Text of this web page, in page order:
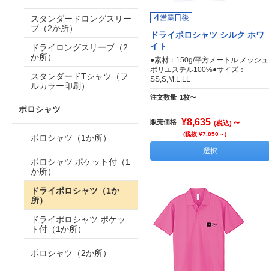
ドライポロシャツ シルク ホワ
イト
●素材：150g/平方メートル メッシュ
ポリエステル100%●サイズ：
SS,S,M,L,LL
注文数量 1枚〜
販売価格 ¥8,635 (税込) ～
(税抜 ¥7,850～)
選択
スタンダードロングスリー
ブ（2か所）
ドライロングスリーブ（2
か所）
スタンダードTシャツ（フ
ルカラー印刷）
ポロシャツ
ポロシャツ（1か所）
ポロシャツ ポケット付（1
か所）
ドライポロシャツ（1か
所）
ドライポロシャツ ポケッ
ト付（1か所）
ポロシャツ（2か所）